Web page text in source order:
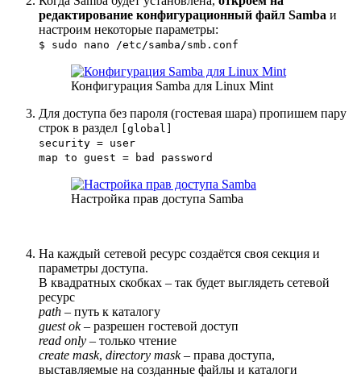
редактирование конфигурационный файл Samba и
настроим некоторые параметры:
$ sudo nano /etc/samba/smb.conf
Конфигурация Samba для Linux Mint
Для доступа без пароля (гостевая шара) пропишем пару
строк в раздел
[global]
security = user
map to guest = bad password
Настройка прав доступа Samba
На каждый сетевой ресурс создаётся своя секция и
параметры доступа.
В квадратных скобках – так будет выглядеть сетевой
ресурс
path – путь к каталогу
guest ok– разрешен гостевой доступ
read only – только чтение
create mask, directory mask– права доступа,
выставляемые на созданные файлы и каталоги